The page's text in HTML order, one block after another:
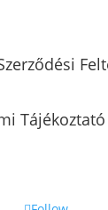
Tájékoztató